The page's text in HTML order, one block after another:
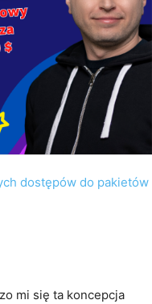
dostępów do pakietów
mi się ta koncepcja